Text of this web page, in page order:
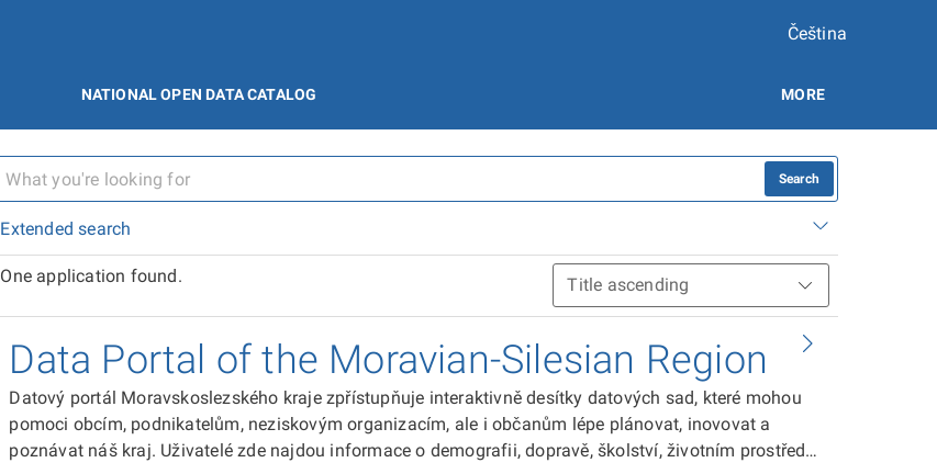
Čeština
NATIONAL OPEN DATA CATALOG MORE
Search
Extended search
One application found.
Data Portal of the Moravian-Silesian Region
Datový portál Moravskoslezského kraje zpřístupňuje interaktivně desítky datových sad, které mohou
pomoci obcím, podnikatelům, neziskovým organizacím, ale i občanům lépe plánovat, inovovat a
poznávat náš kraj. Uživatelé zde najdou informace o demografii, dopravě, školství, životním prostředí,